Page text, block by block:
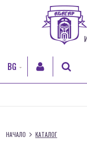
BG
EN
RO
НАЧАЛО КАТАЛОГ